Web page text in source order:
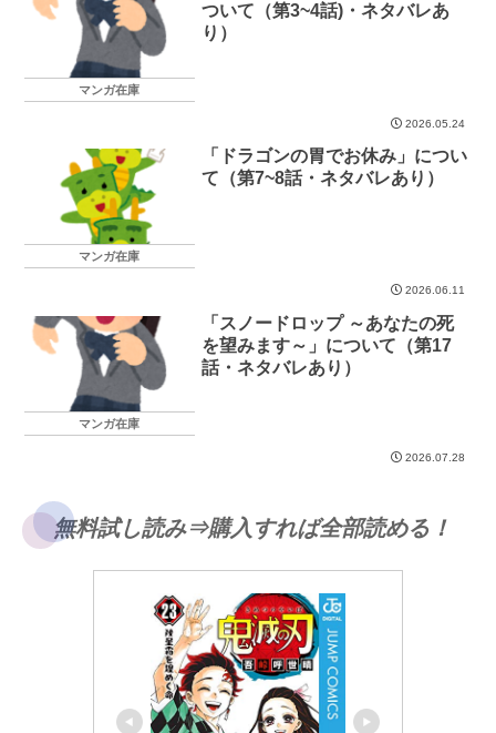
マンガ在庫
ついて（第3~4話)・ネタバレあ
り）
2026.05.24
マンガ在庫
「ドラゴンの胃でお休み」につい
て（第7~8話・ネタバレあり）
2026.06.11
マンガ在庫
「スノードロップ ～あなたの死
を望みます～」について（第17
話・ネタバレあり）
2026.07.28
無料試し読み⇒購入すれば全部読める！